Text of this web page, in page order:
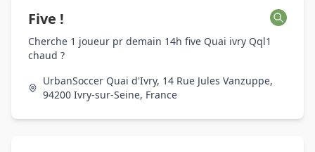
Five !
Cherche 1 joueur pr demain 14h five Quai ivry Qql1
chaud ?
UrbanSoccer Quai d'Ivry, 14 Rue Jules Vanzuppe,
94200 Ivry-sur-Seine, France